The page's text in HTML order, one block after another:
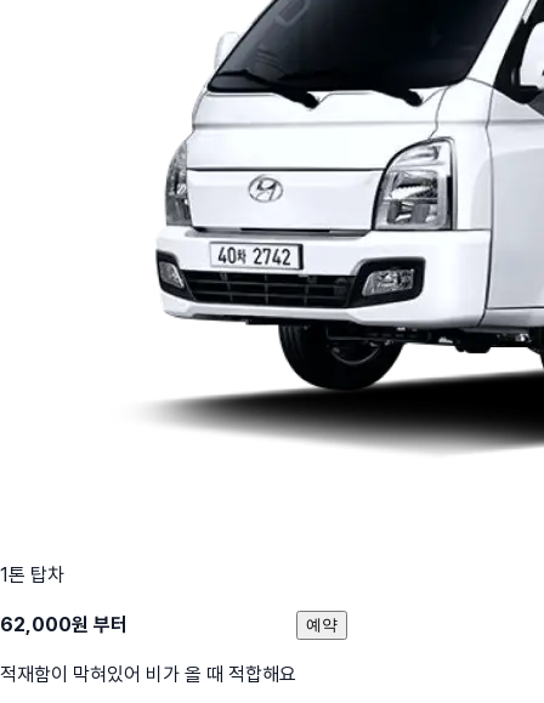
1톤 탑차
62,000원 부터
적재함이 막혀있어 비가 올 때 적합해요
예약